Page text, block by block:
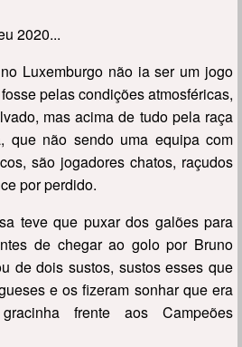
2020...
Luxemburgo não ia ser um jogo
pelas condições atmosféricas,
mas acima de tudo pela raça
que não sendo uma equipa com
são jogadores chatos, raçudos
por perdido.
teve que puxar dos galões para
de chegar ao golo por Bruno
de dois sustos, sustos esses que
e os fizeram sonhar que era
frente aos Campeões